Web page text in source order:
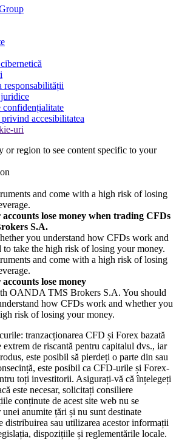
responsabilității
confidențialitate
accesibilitatea
uri
or region to see content specific to your
and come with a high risk of losing
lose money when trading CFDs
S.A.
you understand how CFDs work and
take the high risk of losing your money.
and come with a high risk of losing
lose money
OANDA TMS Brokers S.A. You should
how CFDs work and whether you
risk of losing your money.
tranzacționarea CFD și Forex bazată
extrem de riscantă pentru capitalul dvs., iar
este posibil să pierdeți o parte din sau
este posibil ca CFD-urile și Forex-
toți investitorii. Asigurați-vă că înțelegeți
este necesar, solicitați consiliere
conținute de acest site web nu se
unei anumite țări și nu sunt destinate
sau utilizarea acestor informații
dispozițiile și reglementările locale.